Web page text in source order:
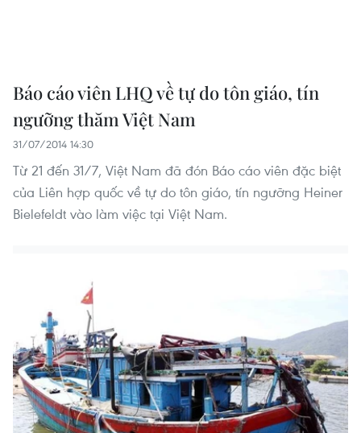
Báo cáo viên LHQ về tự do tôn giáo, tín
ngưỡng thăm Việt Nam
31/07/2014 14:30
Từ 21 đến 31/7, Việt Nam đã đón Báo cáo viên đặc biệt
của Liên hợp quốc về tự do tôn giáo, tín ngưỡng Heiner
Bielefeldt vào làm việc tại Việt Nam.